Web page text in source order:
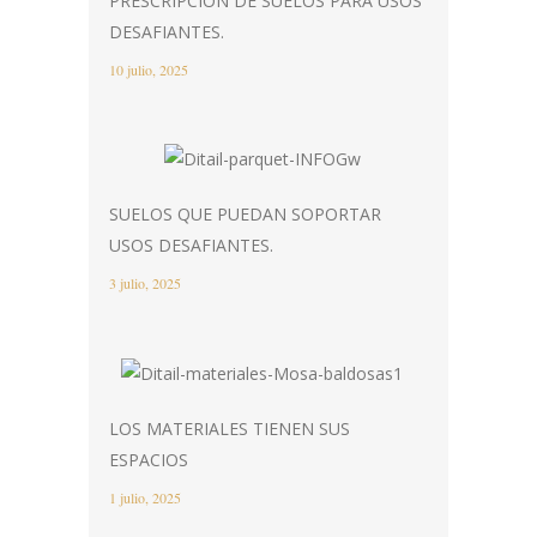
DESAFIANTES.
10 julio, 2025
SUELOS QUE PUEDAN SOPORTAR
USOS DESAFIANTES.
3 julio, 2025
LOS MATERIALES TIENEN SUS
ESPACIOS
1 julio, 2025